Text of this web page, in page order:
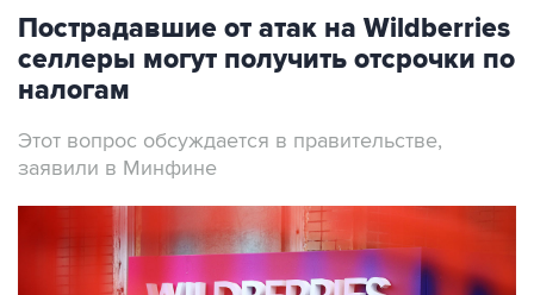
Пострадавшие от атак на Wildberries
селлеры могут получить отсрочки по
налогам
Этот вопрос обсуждается в правительстве,
заявили в Минфине